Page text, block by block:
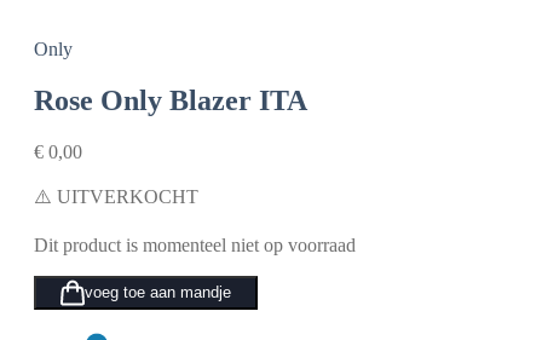
Only
Rose Only Blazer ITA
€ 0,00
⚠️ UITVERKOCHT
Dit product is momenteel niet op voorraad
voeg toe aan mandje